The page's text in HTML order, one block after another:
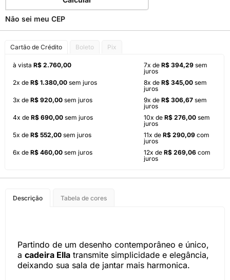
Não sei meu CEP
Cartão de Crédito Boleto Pix
à vista R$ 2.760,00
2x de R$ 1.380,00 sem juros
3x de R$ 920,00 sem juros
4x de R$ 690,00 sem juros
5x de R$ 552,00 sem juros
6x de R$ 460,00 sem juros
7x de R$ 394,29 sem
juros
8x de R$ 345,00 sem
juros
9x de R$ 306,67 sem
juros
10x de R$ 276,00 sem
juros
11x de R$ 290,09 com
juros
12x de R$ 269,06 com
juros
Descrição Tabela de cores
Partindo de um desenho contemporâneo e único,
a cadeira Ella transmite simplicidade e elegância,
deixando sua sala de jantar mais harmonica.